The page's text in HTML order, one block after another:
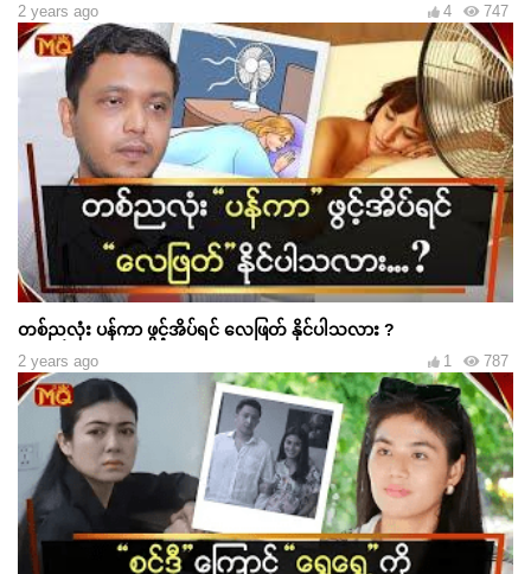
2 years ago 747
4
တစ်ညလုံး ပန်ကာ ဖွင့်အိပ်ရင် လေဖြတ် နိုင်ပါသလား ?
2 years ago 787
1